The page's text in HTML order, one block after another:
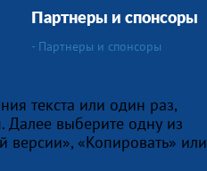
Партнеры и спонсоры
- Партнеры и спонсоры
текста или один раз,
Далее выберите одну из
«Копировать» или